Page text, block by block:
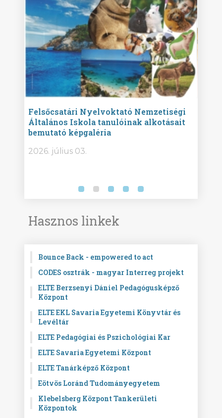
Felsőcsatári Nyelvoktató Nemzetiségi
Általános Iskola tanulóinak alkotásait
bemutató képgaléria
2026. július 03.
Hasznos linkek
Bounce Back - empowered to act
CODES osztrák - magyar Interreg projekt
ELTE Berzsenyi Dániel Pedagógusképző
Központ
ELTE EKL Savaria Egyetemi Könyvtár és
Levéltár
ELTE Pedagógiai és Pszichológiai Kar
ELTE Savaria Egyetemi Központ
ELTE Tanárképző Központ
Eötvös Loránd Tudományegyetem
Klebelsberg Központ Tankerületi
Központok